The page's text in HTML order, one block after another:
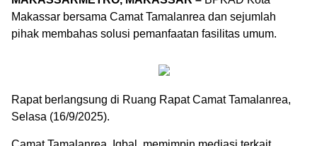
Makassar bersama Camat Tamalanrea dan sejumlah
pihak membahas solusi pemanfaatan fasilitas umum.
Rapat berlangsung di Ruang Rapat Camat Tamalanrea,
Selasa (16/9/2025).